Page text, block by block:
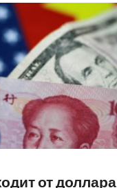
от доллара